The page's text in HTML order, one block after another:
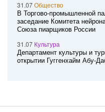
31.07Общество
В Торгово-промышленной
заседание Комитета
Союза пиарщиков России
31.07 Культура
Департамент культуры и
открытии Гуггенхайм Абу-